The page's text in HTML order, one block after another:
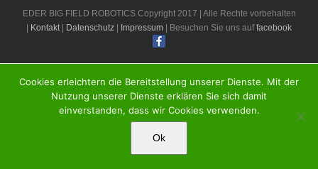
EDER BIG FIELD ROBOTICS Copyright 2017 | Alle Rechte vorbehalten
Kontakt| Datenschutz Impressum | Besuchen Sie uns auffacebook
Cookies erleichtern die Bereitstellung unserer Dienste. Mit der
Nutzung unserer Dienste erklären Sie sich damit
einverstanden, dass wir Cookies verwenden.
Ok